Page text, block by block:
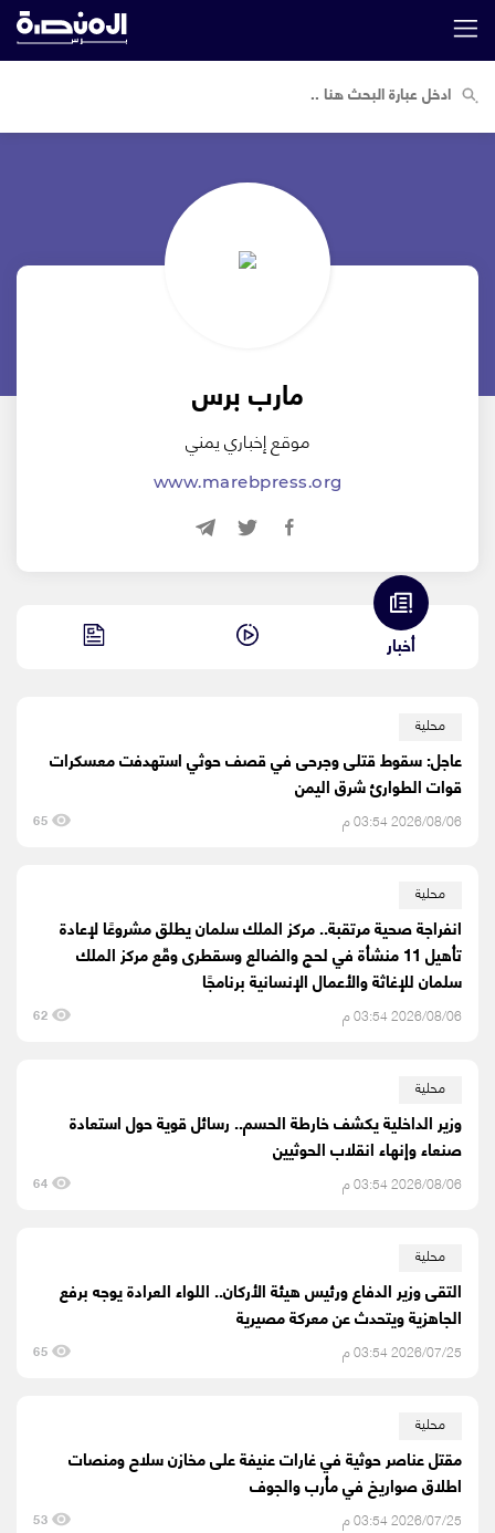
مارب برس
موقع إخباري يمني
www.marebpress.org
أخبار
محلية
عاجل: سقوط قتلى وجرحى في قصف حوثي استهدفت معسكرات
قوات الطوارئ شرق اليمن
2026/08/06 03:54 م 65
محلية
انفراجة صحية مرتقبة.. مركز الملك سلمان يطلق مشروعًا لإعادة
تأهيل 11 منشأة في لحج والضالع وسقطرى وقّع مركز الملك
سلمان للإغاثة والأعمال الإنسانية برنامجًا
2026/08/06 03:54 م 62
محلية
وزير الداخلية يكشف خارطة الحسم.. رسائل قوية حول استعادة
صنعاء وإنهاء انقلاب الحوثيين
2026/08/06 03:54 م 64
محلية
التقى وزير الدفاع ورئيس هيئة الأركان.. اللواء العرادة يوجه برفع
الجاهزية ويتحدث عن معركة مصيرية
2026/07/25 03:54 م 65
محلية
مقتل عناصر حوثية في غارات عنيفة على مخازن سلاح ومنصات
اطلاق صواريخ في مأرب والجوف
2026/07/25 03:54 م 53